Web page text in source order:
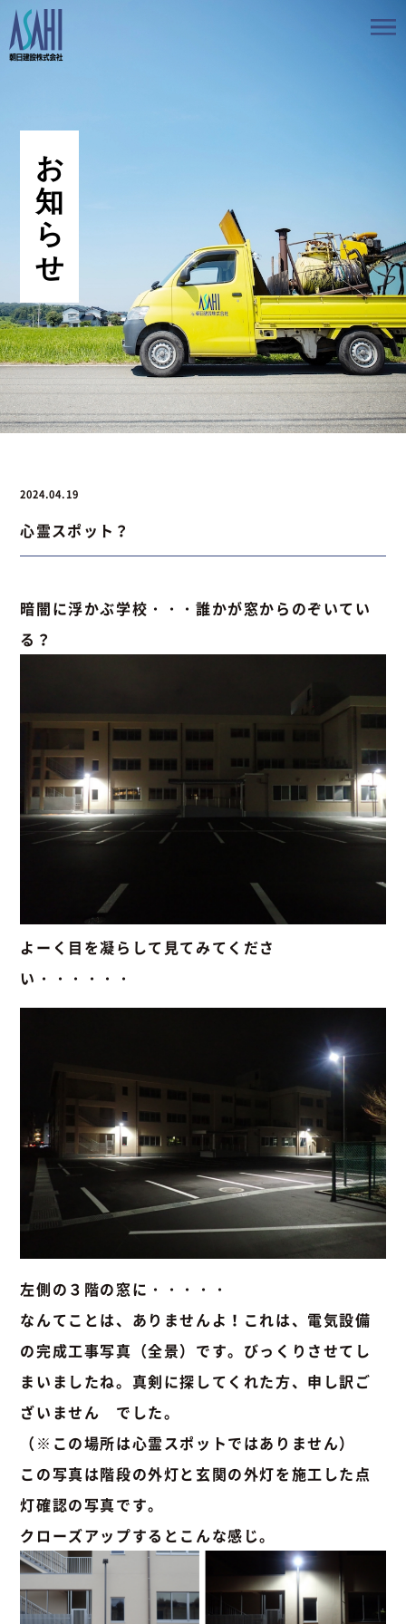
事業案内
会社情報
採用情報
お知らせ
BLOG
お問い合わせ
お問い合わせ 076-441-3201
2024.04.19
心霊スポット？
暗闇に浮かぶ学校・・・誰かが窓からのぞいてい
る？
よーく目を凝らして見てみてくださ
い・・・・・・
左側の３階の窓に・・・・・
なんてことは、ありませんよ！これは、電気設備
の完成工事写真（全景）です。びっくりさせてし
まいましたね。真剣に探してくれた方、申し訳ご
ざいません でした。
（※この場所は心霊スポットではありません）
この写真は階段の外灯と玄関の外灯を施工した点
灯確認の写真です。
クローズアップするとこんな感じ。